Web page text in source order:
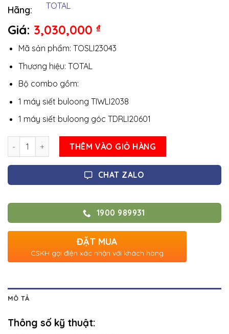
Giá: 3,030,000 ₫
Hãng: TOTAL
Mã sản phẩm: TOSLI23043
Thương hiệu: TOTAL
Bộ combo gồm:
1 máy siết buloong TIWLI2038
1 máy siết buloong góc TDRLI20601
Số lượng THÊM VÀO GIỎ HÀNG
CHAT ZALO
1900 989931
ĐẶT MUA
CSKH gọi điện xác nhận với khách hàng
MÔ TẢ
Thông số kỹ thuật: